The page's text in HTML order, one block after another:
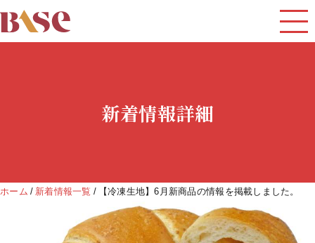
新着情報詳細
ホーム 新着情報一覧 【冷凍生地】6月新商品の情報を掲載しました。